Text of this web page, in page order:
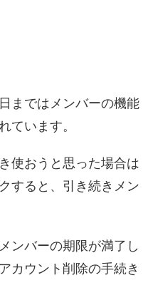
まではメンバーの機能
ています。
使おうと思った場合は
すると、引き続きメン
ンバーの期限が満了し
カウント削除の手続き